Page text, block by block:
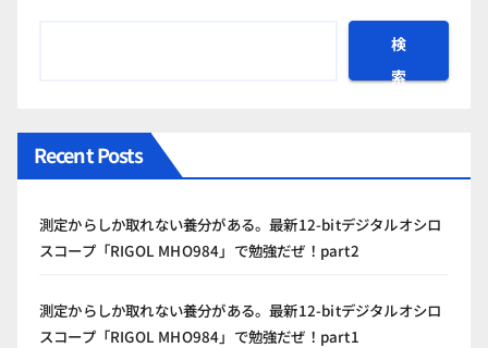
検
索
Recent Posts
測定からしか取れない養分がある。最新12-bitデジタルオシロ
スコープ「RIGOL MHO984」で勉強だぜ！part2
測定からしか取れない養分がある。最新12-bitデジタルオシロ
スコープ「RIGOL MHO984」で勉強だぜ！part1